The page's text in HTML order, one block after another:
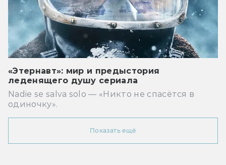
«Этернавт»: мир и предыстория
леденящего душу сериала
Nadie se salva solo — «Никто не спасётся в
одиночку».
Показать ещё